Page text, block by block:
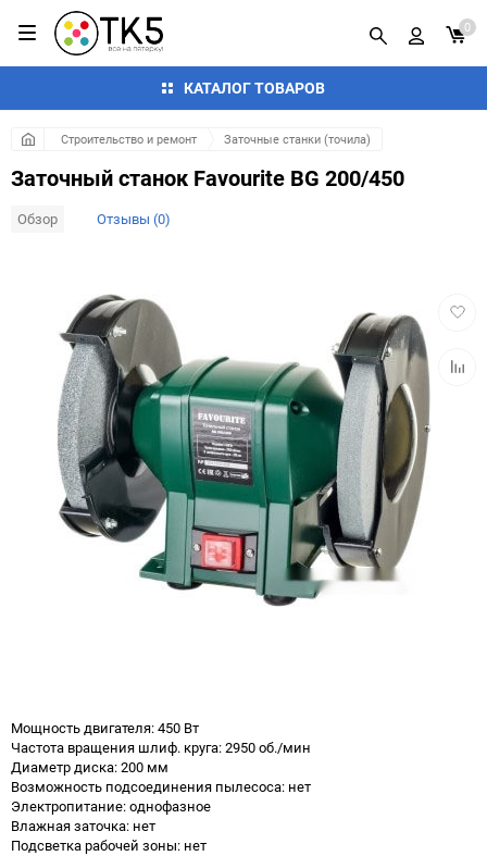
КАТАЛОГ ТОВАРОВ
0
Строительство и ремонт Заточные станки (точила)
Заточный станок Favourite BG 200/450
Обзор Отзывы (0)
Мощность двигателя: 450 Вт
Частота вращения шлиф. круга: 2950 об./мин
Диаметр диска: 200 мм
Возможность подсоединения пылесоса: нет
Электропитание: однофазное
Влажная заточка: нет
Подсветка рабочей зоны: нет